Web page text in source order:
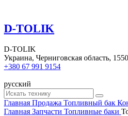
D-TOLIK
D-TOLIK
Украина, Черниговская область,
+380 67 991 9154
русский
Главная Продажа Топливный бак
Главная Запчасти Топливные баки